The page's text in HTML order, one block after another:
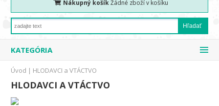
Nákupný košíkŽádné zboží v košíku
KATEGÓRIA
Úvod | HLODAVCI a VTÁCTVO
HLODAVCI A VTÁCTVO